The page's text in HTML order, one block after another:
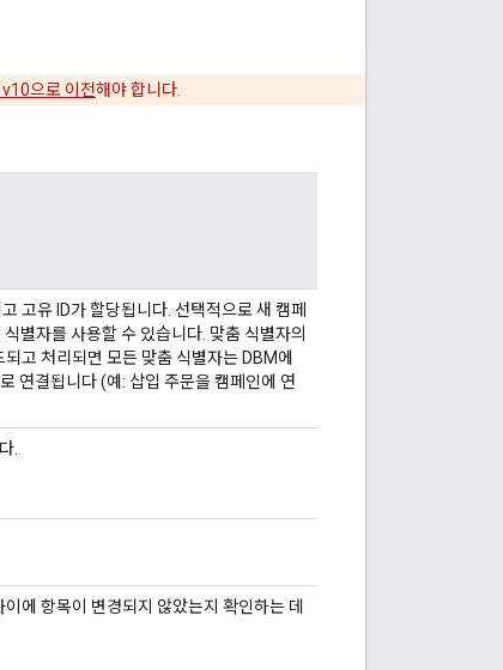
v10으로 이전해야 합니다.
고유 ID가 할당됩니다. 선택적으로 새 캠페
별자를 사용할 수 있습니다. 맞춤 식별자의
고 처리되면 모든 맞춤 식별자는 DBM에
연결됩니다 (예: 삽입 주문을 캠페인에 연
.
에 항목이 변경되지 않았는지 확인하는 데